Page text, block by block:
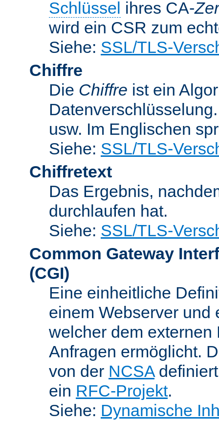
Schlüssel ihres CA-
wird ein CSR zum
Siehe: SSL/TLS-
Chiffre
Die Chiffre ist ein
usw. Im Englischen
Siehe: SSL/TLS-
Chiffretext
Das Ergebnis,
durchlaufen hat.
Siehe: SSL/TLS-
Common Gateway
(CGI)
Eine einheitliche
einem Webserver und
welcher dem
Anfragen ermöglicht.
von der NCSA
ein RFC-Projekt.
Siehe: Dynamische